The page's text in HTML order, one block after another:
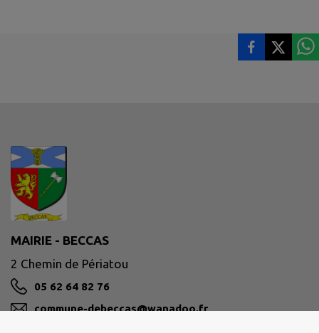
MAIRIE - BECCAS
2 Chemin de Périatou
05 62 64 82 76
commune-debeccas@wanadoo.fr